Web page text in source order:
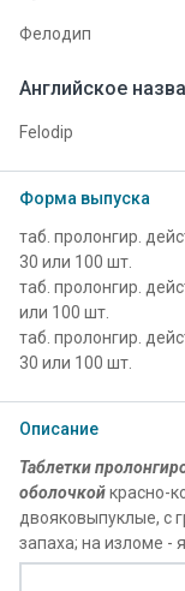
Фелодип
Английское
Felodip
Форма выпуска
таб. пролонгир.
30 или 100 шт.
таб. пролонгир.
или 100 шт.
таб. пролонгир.
30 или 100 шт.
Описание
Таблетки
оболочкойкрасно-
двояковыпуклые, с
запаха; на изломе -